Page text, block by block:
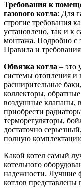
Требования к
газового котла: Для
строгие требования
установлено, так и к
монтажа. Подробно с
Правила и
Обвязка котла – это
системы отопления и
расширительные
коллекторы,
воздушные клапаны,
приобрести
терморегуляторы,
достаточно
полную
Какой котел самый
котельного
надежности. Лучшие
котлов представлены